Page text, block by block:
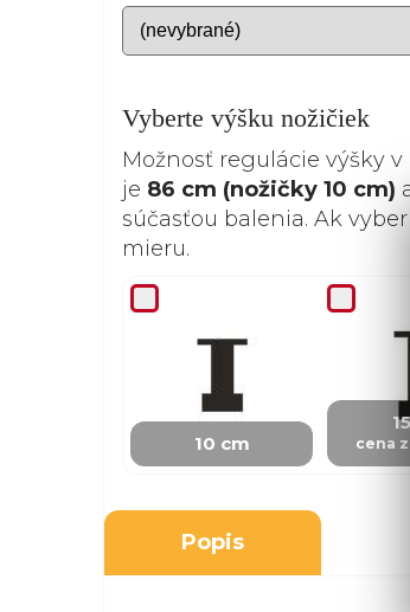
Vyberte výšku nožičiek
Možnosť regulácie výšky
je 86 cm (nožičky 10 cm)
súčasťou balenia. Ak
mieru.
10 cm cena
Popis